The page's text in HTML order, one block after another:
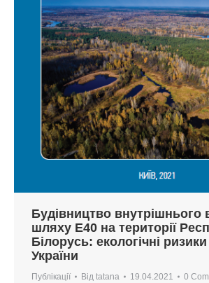
Будівництво внутрішнього
шляху Е40 на території
Білорусь: екологічні
України
Публікації Від tatana 19.04.2021 0